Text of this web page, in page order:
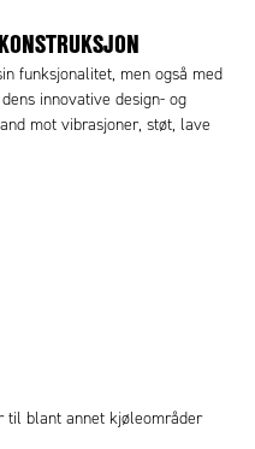
funksjonalitet, men også med
innovative design- og
mot vibrasjoner, støt, lave
til blant annet kjøleområder